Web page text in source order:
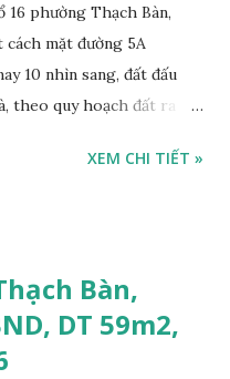
16 phường Thạch Bàn,
mặt đường 5A
10 nhìn sang, đất đấu
theo quy hoạch đất ra
đỏ chính chủ, giá bán:
XEM CHI TIẾT »
Bàn,
DT 59m2,